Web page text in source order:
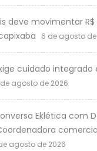
deve movimentar R$
6 de agosto de
cuidado
agosto de 2026
Eklética com
agosto de 2026